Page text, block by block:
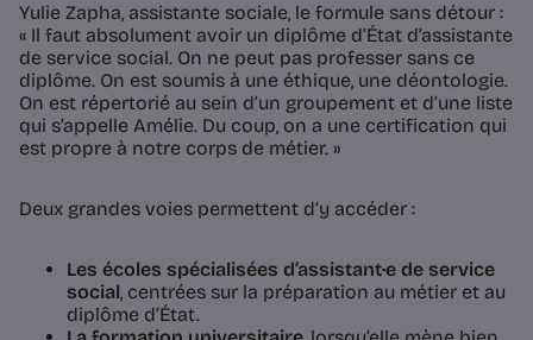
Yulie Zapha, assistante sociale, le formule sans détour :
« Il faut absolument avoir un diplôme d’État d’assistante
de service social. On ne peut pas professer sans ce
diplôme. On est soumis à une éthique, une déontologie.
On est répertorié au sein d’un groupement et d’une liste
qui s’appelle Amélie. Du coup, on a une certification qui
est propre à notre corps de métier. »
Deux grandes voies permettent d’y accéder :
Les écoles spécialisées d’assistant·e de service
social, centrées sur la préparation au métier et au
diplôme d’État.